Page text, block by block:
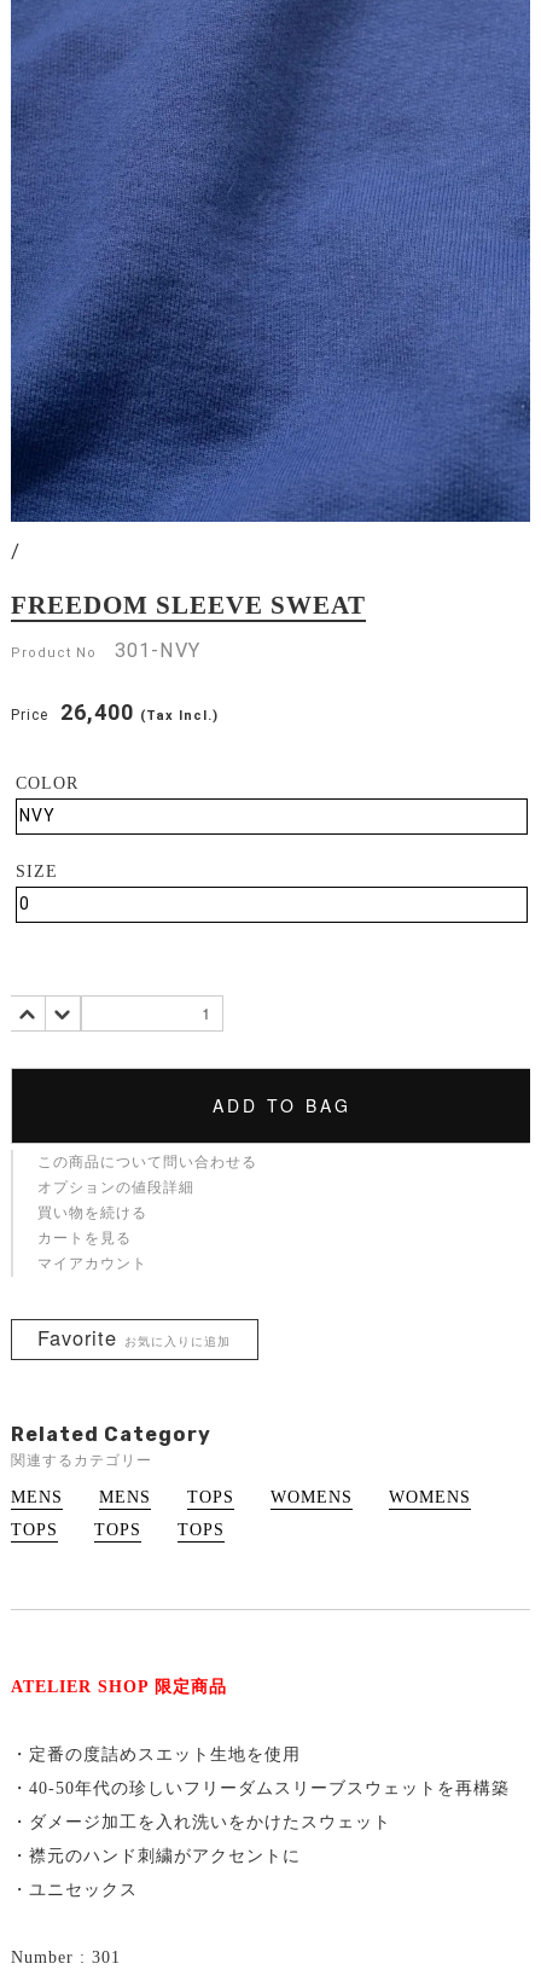
/
FREEDOM SLEEVE SWEAT
Product No 301-NVY
Price 26,400 (Tax Incl.)
COLOR
SIZE
ADD TO BAG
この商品について問い合わせる
オプションの値段詳細
買い物を続ける
カートを見る
マイアカウント
Favorite お気に入りに追加
Related Category
関連するカテゴリー
MENS MENS TOPS WOMENS
WOMENS
TOPS
TOPS TOPS
ATELIER SHOP 限定商品
・定番の度詰めスエット生地を使用
・40-50年代の珍しいフリーダムスリーブスウェットを再構築
・ダメージ加工を入れ洗いをかけたスウェット
・襟元のハンド刺繍がアクセントに
・ユニセックス
Number : 301